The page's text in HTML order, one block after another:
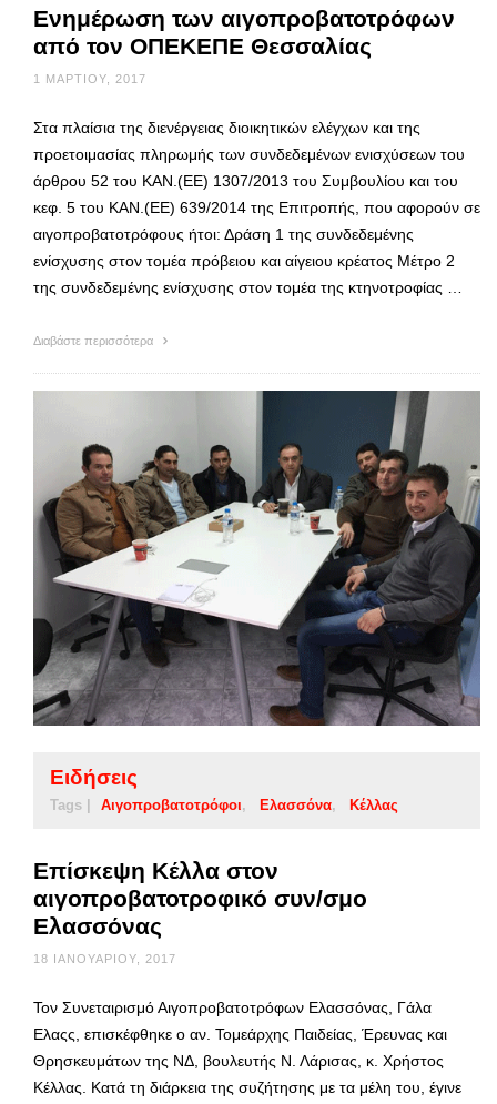
Ενημέρωση των αιγοπροβατοτρόφων
από τον ΟΠΕΚΕΠΕ Θεσσαλίας
1 ΜΑΡΤΊΟΥ, 2017
Στα πλαίσια της διενέργειας διοικητικών ελέγχων και της
προετοιμασίας πληρωμής των συνδεδεμένων ενισχύσεων του
άρθρου 52 του ΚΑΝ.(ΕΕ) 1307/2013 του Συμβουλίου και του
κεφ. 5 του ΚΑΝ.(ΕΕ) 639/2014 της Επιτροπής, που αφορούν σε
αιγοπροβατοτρόφους ήτοι: Δράση 1 της συνδεδεμένης
ενίσχυσης στον τομέα πρόβειου και αίγειου κρέατος Μέτρο 2
της συνδεδεμένης ενίσχυσης στον τομέα της κτηνοτροφίας …
Διαβάστε περισσότερα
Ειδήσεις
Tags | Αιγοπροβατοτρόφοι Ελασσόνα Κέλλας
Επίσκεψη Κέλλα στον
αιγοπροβατοτροφικό συν/σμο
Ελασσόνας
18 ΙΑΝΟΥΑΡΊΟΥ, 2017
Τον Συνεταιρισμό Αιγοπροβατοτρόφων Ελασσόνας, Γάλα
Ελαςς, επισκέφθηκε ο αν. Τομεάρχης Παιδείας, Έρευνας και
Θρησκευμάτων της ΝΔ, βουλευτής Ν. Λάρισας, κ. Χρήστος
Κέλλας. Κατά τη διάρκεια της συζήτησης με τα μέλη του, έγινε